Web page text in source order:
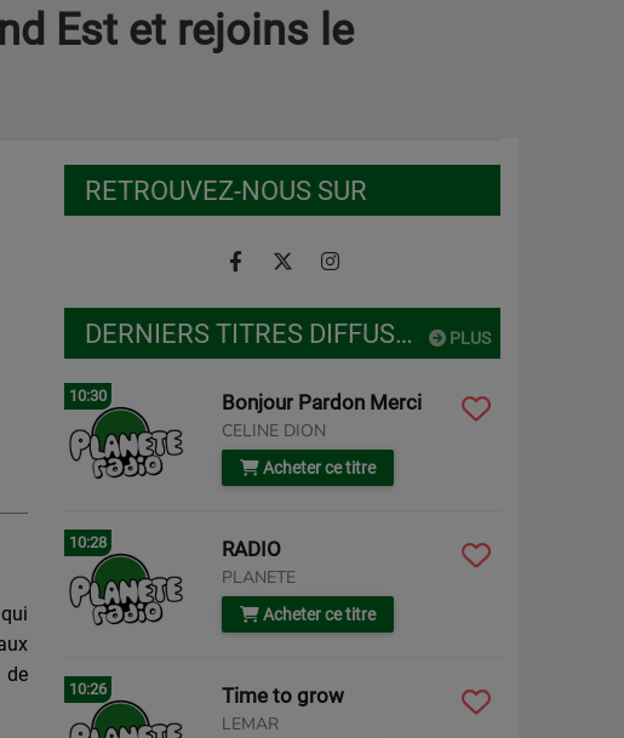
Est et rejoins le
de
RETROUVEZ-NOUS SUR
PLUS
DERNIERS TITRES DIFFUSÉS
10:30 Bonjour Pardon Merci
CELINE DION
Acheter ce titre
10:28 RADIO
PLANETE
Acheter ce titre
10:26 Time to grow
LEMAR